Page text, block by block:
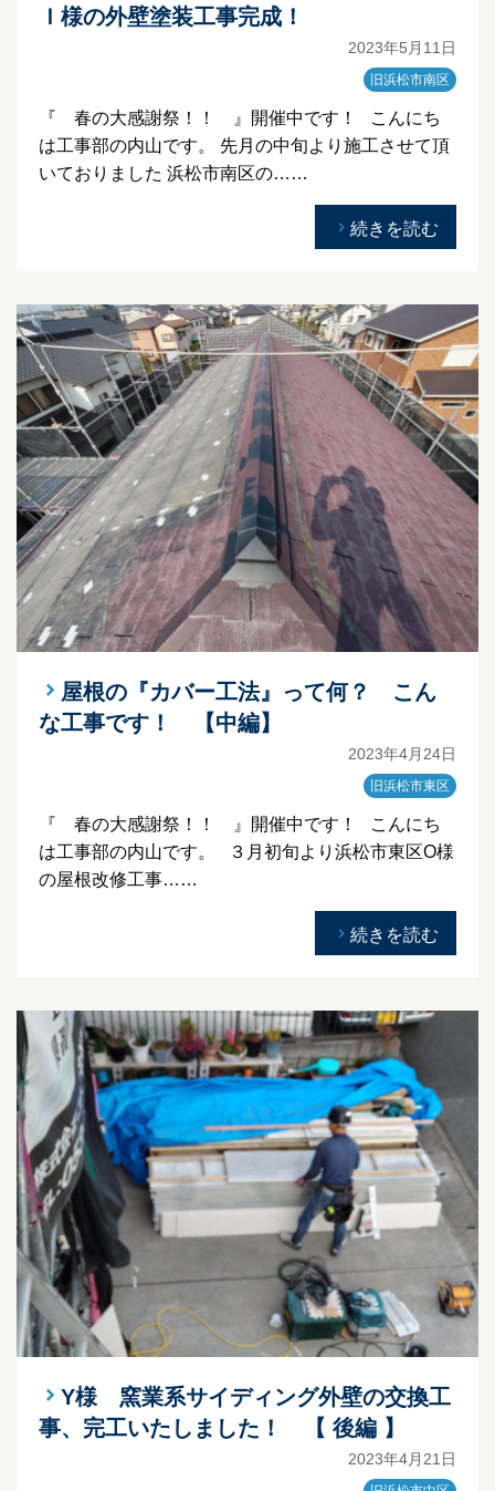
Ｉ様の外壁塗装工事完成！
2023年5月11日
旧浜松市南区
『 春の大感謝祭！！ 』開催中です！ こんにち
は工事部の内山です。 先月の中旬より施工させて頂
いておりました 浜松市南区の……
続きを読む
屋根の『カバー工法』って何？ こん
な工事です！ 【中編】
2023年4月24日
旧浜松市東区
『 春の大感謝祭！！ 』開催中です！ こんにち
は工事部の内山です。 ３月初旬より浜松市東区O様
の屋根改修工事……
続きを読む
Y様 窯業系サイディング外壁の交換工
事、完工いたしました！ 【 後編 】
2023年4月21日